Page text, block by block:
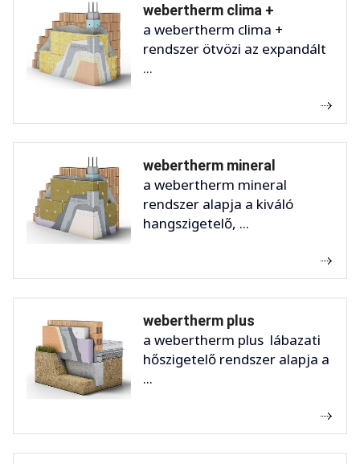
webertherm clima +
a webertherm clima +
rendszer ötvözi az expandált
...
webertherm mineral
a webertherm mineral
rendszer alapja a kiváló
hangszigetelő, ...
webertherm plus
a webertherm plus lábazati
hőszigetelő rendszer alapja a
...